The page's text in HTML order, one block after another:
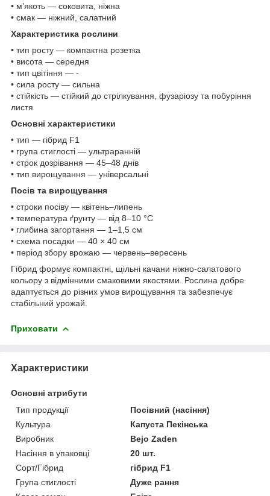
• м’якоть — соковита, ніжна
• смак — ніжний, салатний
Характеристика рослини
• тип росту — компактна розетка
• висота — середня
• тип цвітіння — -
• сила росту — сильна
• стійкість — стійкий до стрілкування, фузаріозу та побуріння
листя
Основні характеристики
• тип — гібрид F1
• група стиглості — ультраранній
• строк дозрівання — 45–48 днів
• тип вирощування — універсальні
Посів та вирощування
• строки посіву — квітень–липень
• температура ґрунту — від 8–10 °C
• глибина загортання — 1–1,5 см
• схема посадки — 40 × 40 см
• період збору врожаю — червень–вересень
Гібрид формує компактні, щільні качани ніжно-салатового
кольору з відмінними смаковими якостями. Рослина добре
адаптується до різних умов вирощування та забезпечує
стабільний урожай.
Приховати
Характеристики
Основні атрибути
Тип продукції
Посівний (насіння)
Культура
Капуста Пекінська
Виробник
Bejo Zaden
Насіння в упаковці
20 шт.
Сорт/Гібрид
гібрид F1
Група стиглості
Дуже рання